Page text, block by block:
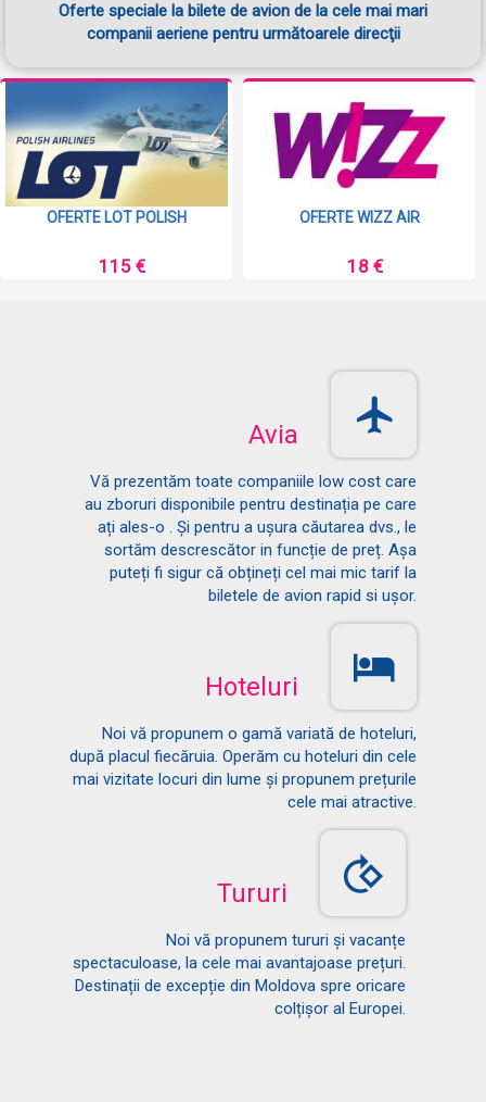
Oferte speciale la bilete de avion de la cele mai mari
companii aeriene pentru următoarele direcţii
OFERTE LOT POLISH
115 €
OFERTE WIZZ AIR
18 €
Avia
Vă prezentăm toate companiile low cost care
au zboruri disponibile pentru destinația pe care
ați ales-o . Și pentru a ușura căutarea dvs., le
sortăm descrescător in funcție de preț. Așa
puteți fi sigur că obțineți cel mai mic tarif la
biletele de avion rapid si ușor.
Hoteluri
Noi vă propunem o gamă variată de hoteluri,
după placul fiecăruia. Operăm cu hoteluri din cele
mai vizitate locuri din lume și propunem prețurile
cele mai atractive.
Tururi
Noi vă propunem tururi și vacanțe
spectaculoase, la cele mai avantajoase prețuri.
Destinații de excepție din Moldova spre oricare
colțișor al Europei.